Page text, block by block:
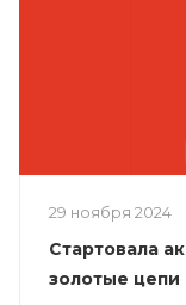
29 ноября 2024
Стартовала
золотые цепи